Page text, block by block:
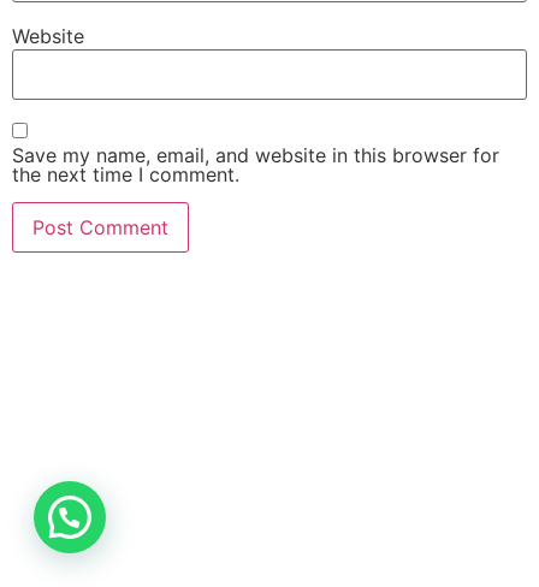
Website
Save my name, email, and website in this browser for
the next time I comment.